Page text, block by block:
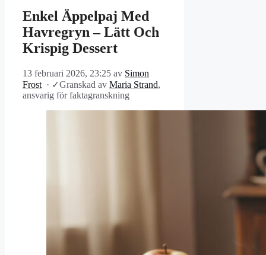
Enkel Äppelpaj Med
Havregryn – Lätt Och
Krispig Dessert
13 februari 2026, 23:25 av Simon
Frost · ✓Granskad av Maria Strand,
ansvarig för faktagranskning